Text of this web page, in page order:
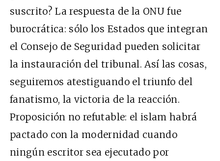
suscrito? La respuesta de la ONU fue
burocrática: sólo los Estados que integran
el Consejo de Seguridad pueden solicitar
la instauración del tribunal. Así las cosas,
seguiremos atestiguando el triunfo del
fanatismo, la victoria de la reacción.
Proposición no refutable: el islam habrá
pactado con la modernidad cuando
ningún escritor sea ejecutado por